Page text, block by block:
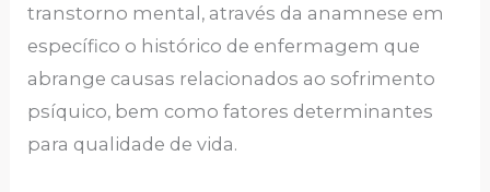
transtorno mental, através da anamnese em
específico o histórico de enfermagem que
abrange causas relacionados ao sofrimento
psíquico, bem como fatores determinantes
para qualidade de vida.